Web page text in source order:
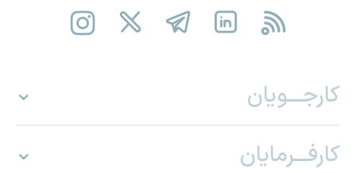
کارجـــویان
کارفـــرمایان